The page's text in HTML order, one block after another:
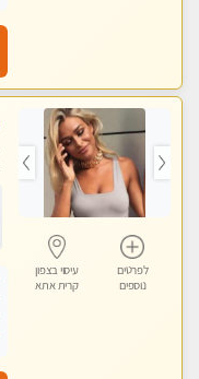
לפרטים
נוספים
עיסוי בצפון
קרית אתא